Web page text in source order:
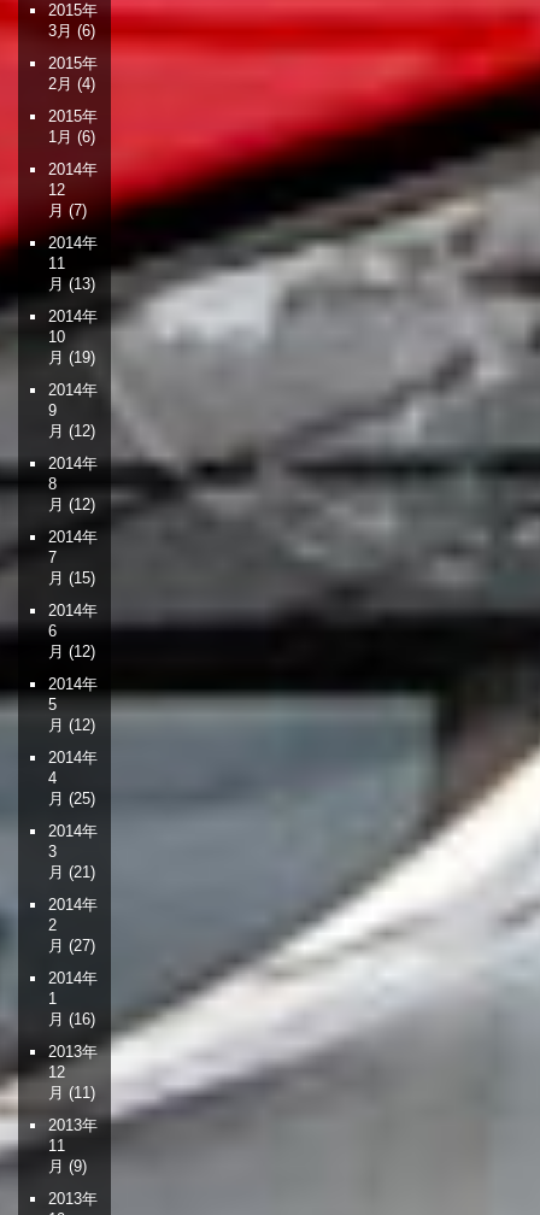
2015年
3月 (6)
2015年
2月 (4)
2015年
1月 (6)
2014年
12
月 (7)
2014年
11
月 (13)
2014年
10
月 (19)
2014年
9
月 (12)
2014年
8
月 (12)
2014年
7
月 (15)
2014年
6
月 (12)
2014年
5
月 (12)
2014年
4
月 (25)
2014年
3
月 (21)
2014年
2
月 (27)
2014年
1
月 (16)
2013年
12
月 (11)
2013年
11
月 (9)
2013年